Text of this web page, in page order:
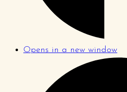
Opens in a new window